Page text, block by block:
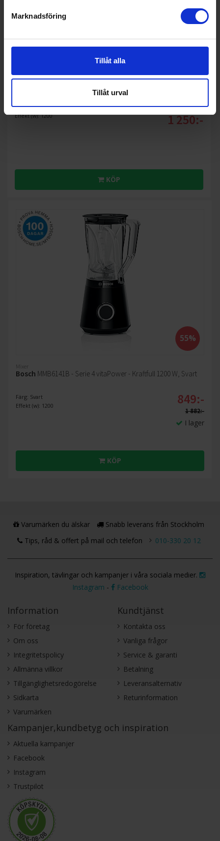
Marknadsföring
Tillåt alla
Tillåt urval
MMB6172S ProEdge Blender 1200W
Effekt (w): 1200 1 250:-
KÖP
55%
Mixer
Bosch MMB6141B - Serie 4 vitaPower - Kraftfull 1200 W, Svart
Färg: Svart
Effekt (w): 1200
849:-
1 882:-
I lager
KÖP
Varumärken du älskar
Snabb leverans från Stockholm
Tips, råd & offert på mail och telefon
010-330 20 12
Inspiration, tävlingar och kampanjer i våra sociala medier.
Instagram - Facebook
Information
För företag
Om oss
Integritetspolicy
Allmänna villkor
Tillgänglighetsredogörelse
Sidkarta
Varumärken
Kundtjänst
Kontakta oss
Vanliga frågor
Service & garanti
Betalning
Leveransalternativ
Returinformation
Kampanjer,kundbetyg och inspiration
Aktuella kampanjer
Facebook
Instagram
Trustpilot